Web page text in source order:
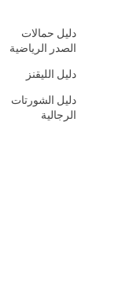
دليل حمالات
الصدر الرياضية
دليل الليقنز
دليل الشورتات
الرجالية